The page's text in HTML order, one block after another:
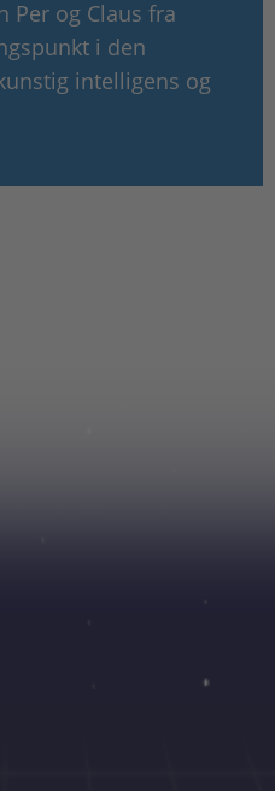
Per og Claus fra
i den
intelligens og